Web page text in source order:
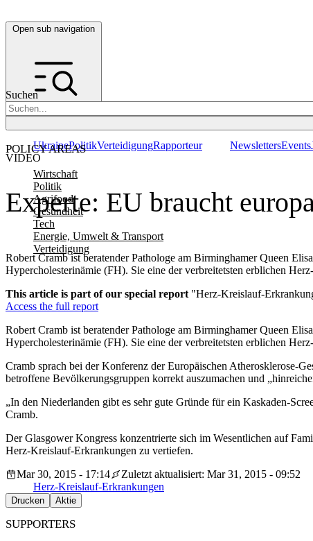
Open sub navigation
Suchen
POLICY AREAS
Wirtschaft
Politik
Agrifood
Gesundheit
Tech
Energie, Umwelt & Transport
Verteidigung
UkrainePolitikVerteidigungRapporteur NewslettersEvents
Experte: EU braucht
Robert Cramb ist beratender Pathologe am Birminghamer Queen
Hypercholesterinämie (FH). Sie eine der verbreitetsten erblichen
VIDEO
This article is part of our special report "Herz-Kreislauf-
Access the full report
Robert Cramb ist beratender Pathologe am Birminghamer Queen
Hypercholesterinämie (FH). Sie eine der verbreitetsten erblichen
Cramb sprach bei der Konferenz der Europäischen Atherosklerose-
betroffene Bevölkerungsgruppen korrekt auszumachen und
„In den Niederlanden gibt es sehr gute Gründe für ein Kaskaden-
Cramb.
Der Glasgower Kongress konzentrierte sich im Wesentlichen auf
Herz-Kreislauf-Erkrankungen zu vertiefen.
Mar 30, 2015 - 17:14
Zuletzt aktualisiert: Mar 31, 2015 - 09:52
Herz-Kreislauf-Erkrankungen
Drucken Aktie
SUPPORTERS